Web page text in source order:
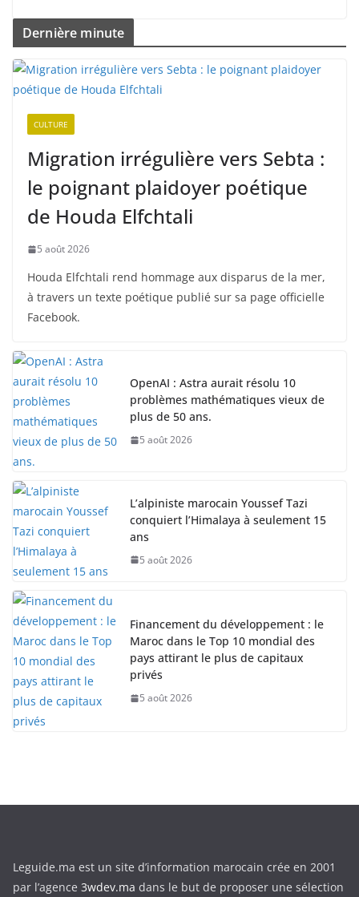
Dernière minute
CULTURE
Migration irrégulière vers Sebta :
le poignant plaidoyer poétique
de Houda Elfchtali
5 août 2026
Houda Elfchtali rend hommage aux disparus de la mer,
à travers un texte poétique publié sur sa page officielle
Facebook.
OpenAI : Astra aurait résolu 10
problèmes mathématiques vieux de
plus de 50 ans.
5 août 2026
L’alpiniste marocain Youssef Tazi
conquiert l’Himalaya à seulement 15
ans
5 août 2026
Financement du développement : le
Maroc dans le Top 10 mondial des
pays attirant le plus de capitaux
privés
5 août 2026
Leguide.ma est un site d’information marocain crée en 2001
par l’agence 3wdev.ma dans le but de proposer une sélection